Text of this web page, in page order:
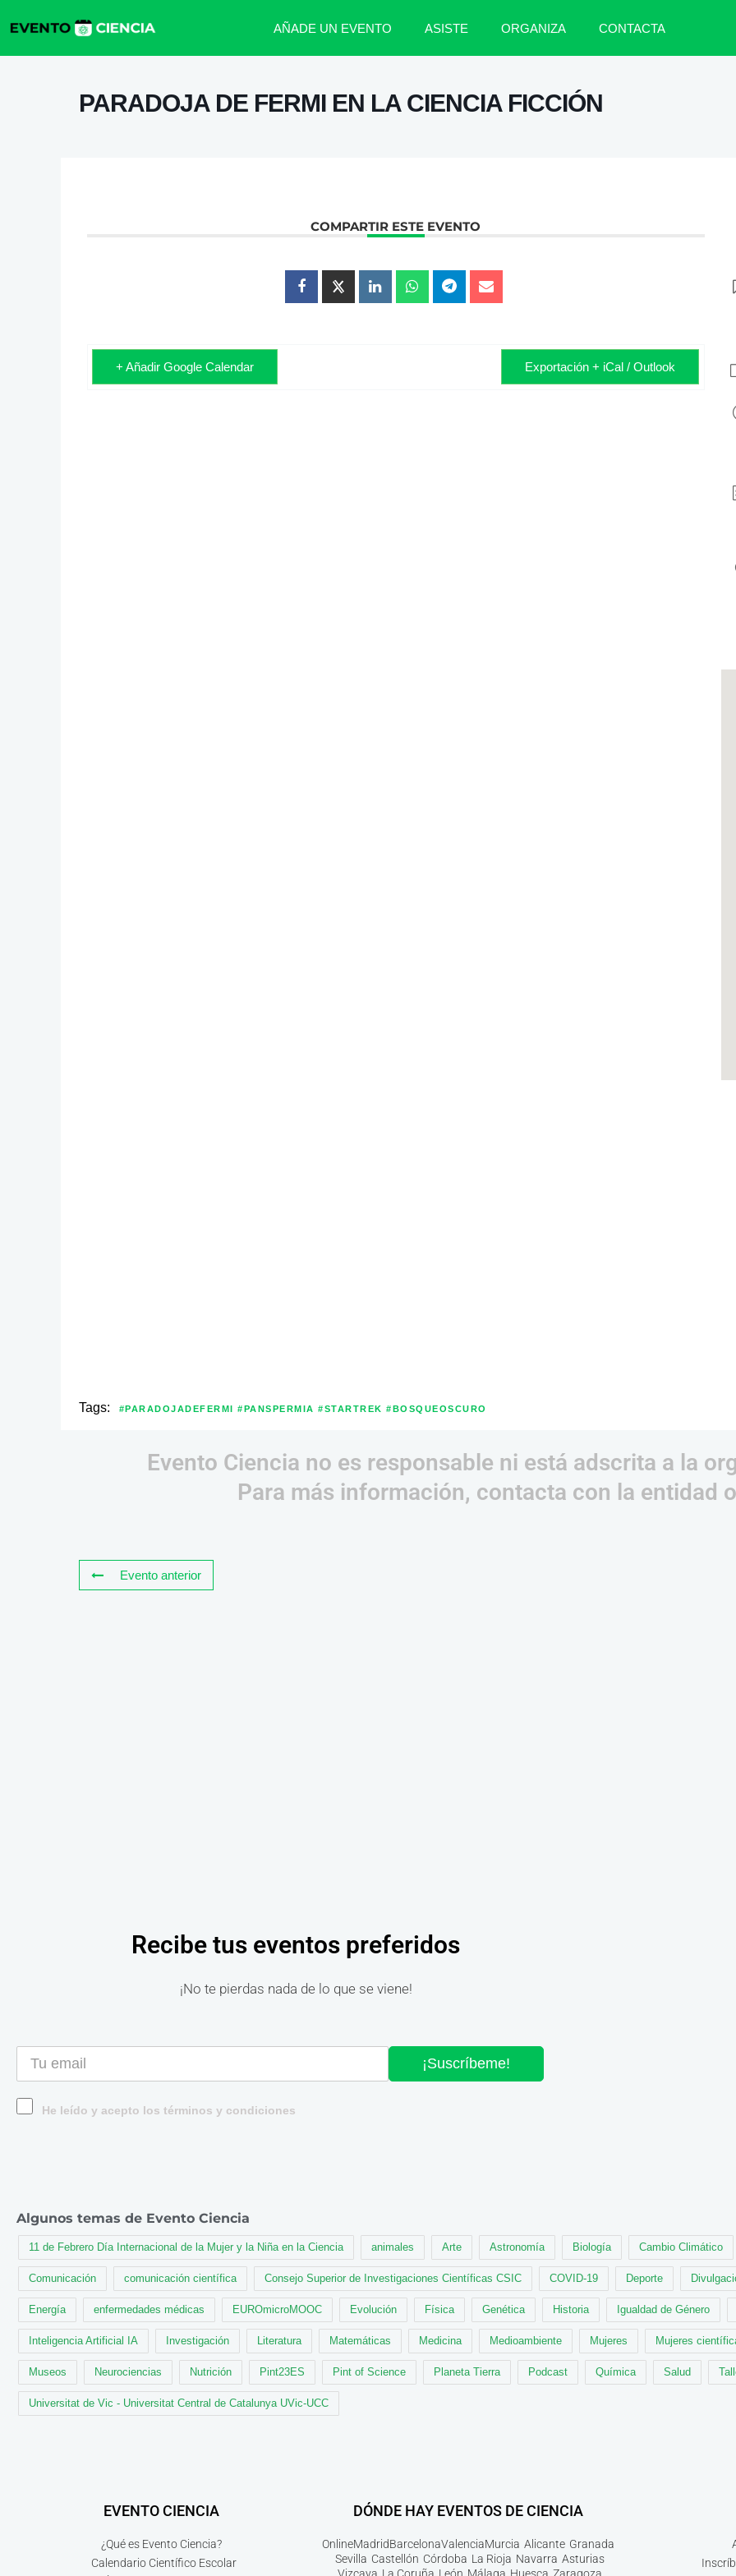
AÑADE UN EVENTO ASISTE ORGANIZA CONTACTA
PARADOJA DE FERMI EN LA CIENCIA FICCIÓN
COMPARTIR ESTE EVENTO
+ Añadir Google Calendar Exportación + iCal / Outlook
Tags: #PARADOJADEFERMI #PANSPERMIA #STARTREK #BOSQUEOSCURO
Evento Ciencia no es responsable ni está adscrita a la
Para más información, contacta con la entidad
Evento anterior
Recibe tus eventos preferidos
¡No te pierdas nada de lo que se viene!
¡Suscríbeme!
He leído y acepto los términos y condiciones
Algunos temas de Evento Ciencia
11 de Febrero Día Internacional de la Mujer y la Niña en la Ciencia animales Arte Astronomía Biología Cambio Climático
Comunicación comunicación científica Consejo Superior de Investigaciones Científicas CSIC COVID-19 Deporte
Energía enfermedades médicas EUROmicroMOOC Evolución Física Genética Historia Igualdad de Género
Inteligencia Artificial IA Investigación Literatura Matemáticas Medicina Medioambiente Mujeres Mujeres
Museos Neurociencias Nutrición Pint23ES Pint of Science Planeta Tierra Podcast Química Salud
Universitat de Vic - Universitat Central de Catalunya UVic-UCC
EVENTO CIENCIA
¿Qué es Evento Ciencia?
Calendario Científico Escolar
DÓNDE HAY EVENTOS DE CIENCIA
OnlineMadridBarcelonaValenciaMurcia Alicante Granada
Sevilla Castellón Córdoba La Rioja Navarra Asturias